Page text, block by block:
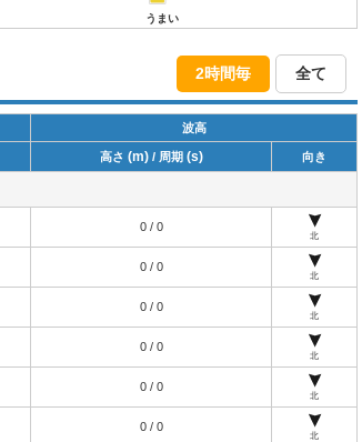
うまい
2時間毎 全て
波高
高さ (m)/ 周期 (s) 向き
0 / 0
北
0 / 0
北
0 / 0
北
0 / 0
北
0 / 0
北
0 / 0
北